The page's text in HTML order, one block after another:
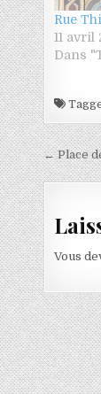
Rue
11 avril
Dans
← Place
Vous